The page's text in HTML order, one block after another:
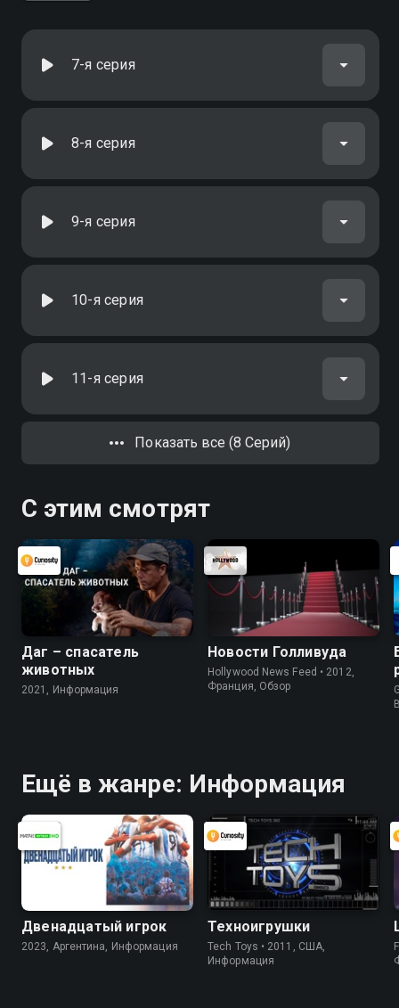
7-я серия
8-я серия
9-я серия
10-я серия
11-я серия
Показать все (8 Серий)
С этим смотрят
Даг – спасатель
животных
2021, Информация
Новости Голливуда
Hollywood News Feed • 2012,
Франция, Обзор
Ещё в жанре: Информация
Двенадцатый игрок
2023, Аргентина, Информация
Техноигрушки
Tech Toys • 2011, США,
Информация